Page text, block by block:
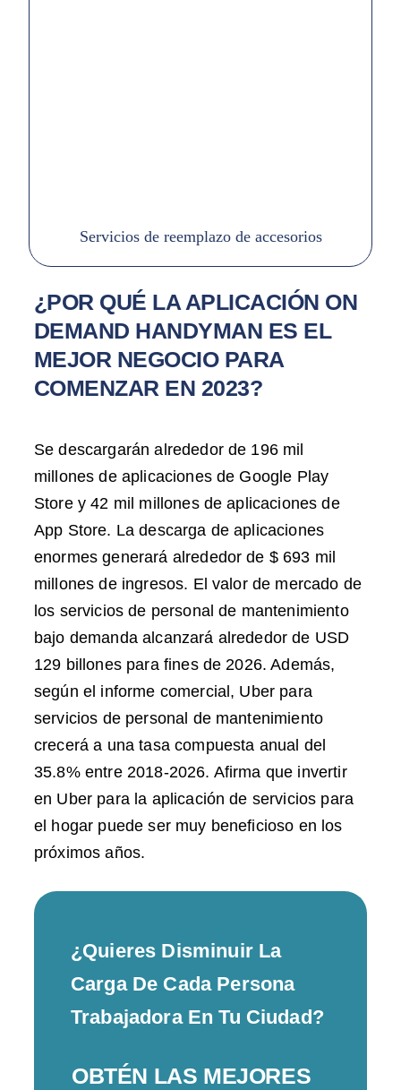
Servicios de reemplazo de accesorios
¿POR QUÉ LA APLICACIÓN ON
DEMAND HANDYMAN ES EL
MEJOR NEGOCIO PARA
COMENZAR EN 2023?
Se descargarán alrededor de 196 mil
millones de aplicaciones de Google Play
Store y 42 mil millones de aplicaciones de
App Store. La descarga de aplicaciones
enormes generará alrededor de $ 693 mil
millones de ingresos. El valor de mercado de
los servicios de personal de mantenimiento
bajo demanda alcanzará alrededor de USD
129 billones para fines de 2026. Además,
según el informe comercial, Uber para
servicios de personal de mantenimiento
crecerá a una tasa compuesta anual del
35.8% entre 2018-2026. Afirma que invertir
en Uber para la aplicación de servicios para
el hogar puede ser muy beneficioso en los
próximos años.
¿Quieres Disminuir La
Carga De Cada Persona
Trabajadora En Tu Ciudad?
OBTÉN LAS MEJORES